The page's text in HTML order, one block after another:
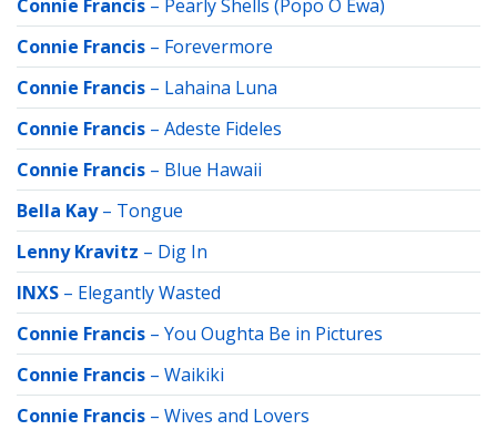
Connie Francis – Pearly Shells (Popo O Ewa)
Connie Francis – Forevermore
Connie Francis – Lahaina Luna
Connie Francis – Adeste Fideles
Connie Francis – Blue Hawaii
Bella Kay– Tongue
Lenny Kravitz – Dig In
INXS – Elegantly Wasted
Connie Francis – You Oughta Be in Pictures
Connie Francis – Waikiki
Connie Francis – Wives and Lovers